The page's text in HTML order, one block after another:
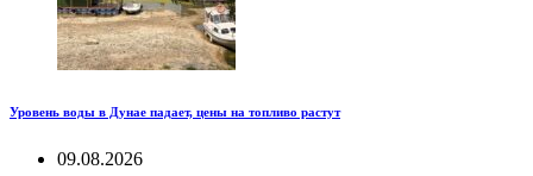
Уровень воды в Дунае падает, цены на топливо растут
09.08.2026